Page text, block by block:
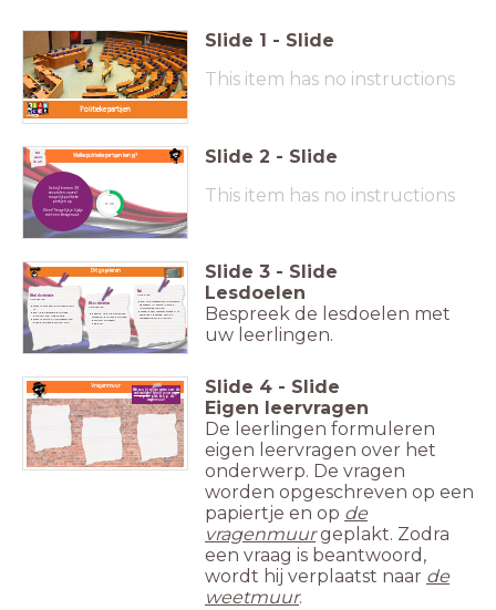
. Politieke partijen
Slide 1 - Slide
This item has no instructions
Welke politieke partijen ken jij?
Dit
weet
ik al!
Schrijf binnen 30
seconden zoveel
mogelijk politieke
partijen op.
Klaar? Vergelijk je lijstje
met een klasgenoot.
0:30
Slide 2 - Slide
This item has no instructions
Wereldoriëntatie
Na deze les:
weet ik wat een politieke partij
is.
ken ik de grootste politieke
partijen van Nederland.
weet ik wie de lijsttrekkers van
deze politieke partijen zijn.
Dit ga je leren
Woordenschat
Na deze les:
begrijp ik de belangrijke
woorden die met politieke
partijen te maken
hebben.
Taal
Na de les:
kan ik de gewenste informatie
opzoeken in verschillende
informatiebronnen.
maak ik een memory waarbij ik
aandacht besteed aan de
vormgeving en de lay-out.
Slide 3 - Slide
Lesdoelen
Bespreek de lesdoelen met
uw leerlingen.
Vragenmuur Wat zou jij willen weten over de
verkiezingen? Schrijf jouw vragen
op en plak ze op de
vragenmuur!
Slide 4 - Slide
Eigen leervragen
De leerlingen formuleren
eigen leervragen over het
onderwerp. De vragen
worden opgeschreven op een
papiertje en op de
vragenmuurgeplakt. Zodra
een vraag is beantwoord,
wordt hij verplaatst naar de
weetmuur.